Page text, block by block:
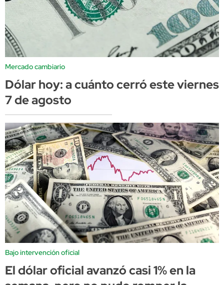
Mercado cambiario
Dólar hoy: a cuánto cerró este viernes
7 de agosto
Bajo intervención oficial
El dólar oficial avanzó casi 1% en la